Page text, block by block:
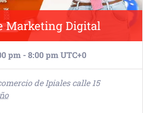
Marketing Digital
pm -8:00 pm UTC+0
de Ipialescalle 15